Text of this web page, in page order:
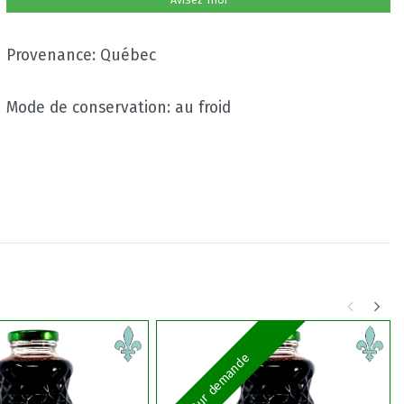
Provenance: Québec
Mode de conservation: au froid
Sur demande